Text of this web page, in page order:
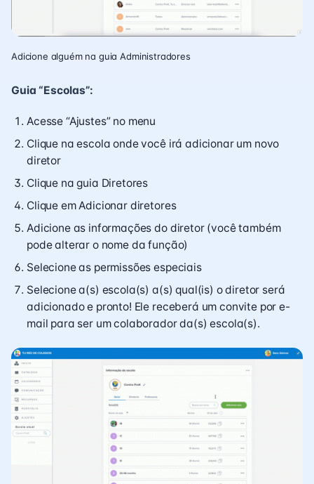
Adicione alguém na guia Administradores
Guia “Escolas”:
Acesse “Ajustes” no menu
Clique na escola onde você irá adicionar um novo
diretor
Clique na guia Diretores
Clique em Adicionar diretores
Adicione as informações do diretor (você também
pode alterar o nome da função)
Selecione as permissões especiais
Selecione a(s) escola(s) a(s) qual(is) o diretor será
adicionado e pronto! Ele receberá um convite por e-
mail para ser um colaborador da(s) escola(s).